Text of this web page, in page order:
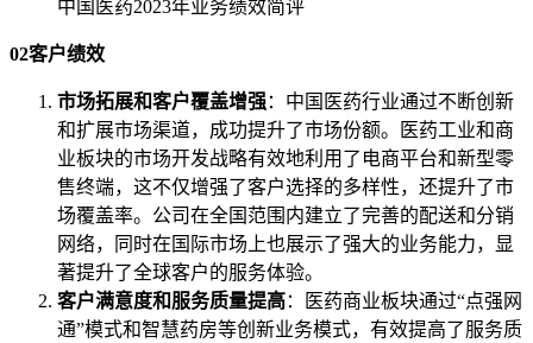
中国医药2023年业务绩效简评
02客户绩效
市场拓展和客户覆盖增强：中国医药行业通过不断创新
和扩展市场渠道，成功提升了市场份额。医药工业和商
业板块的市场开发战略有效地利用了电商平台和新型零
售终端，这不仅增强了客户选择的多样性，还提升了市
场覆盖率。公司在全国范围内建立了完善的配送和分销
网络，同时在国际市场上也展示了强大的业务能力，显
著提升了全球客户的服务体验。
客户满意度和服务质量提高：医药商业板块通过“点强网
通”模式和智慧药房等创新业务模式，有效提高了服务质